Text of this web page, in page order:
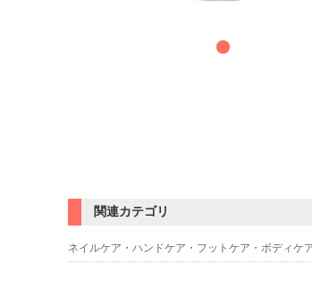
関連カテゴリ
ネイルケア・ハンドケア・フットケア・ボディケ